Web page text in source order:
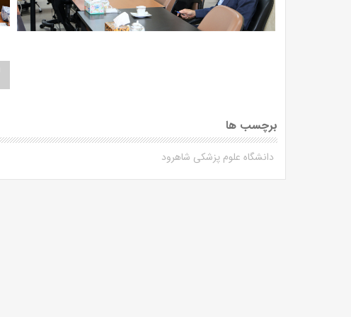
برچسب ها
دانشگاه علوم پزشکی شاهرود